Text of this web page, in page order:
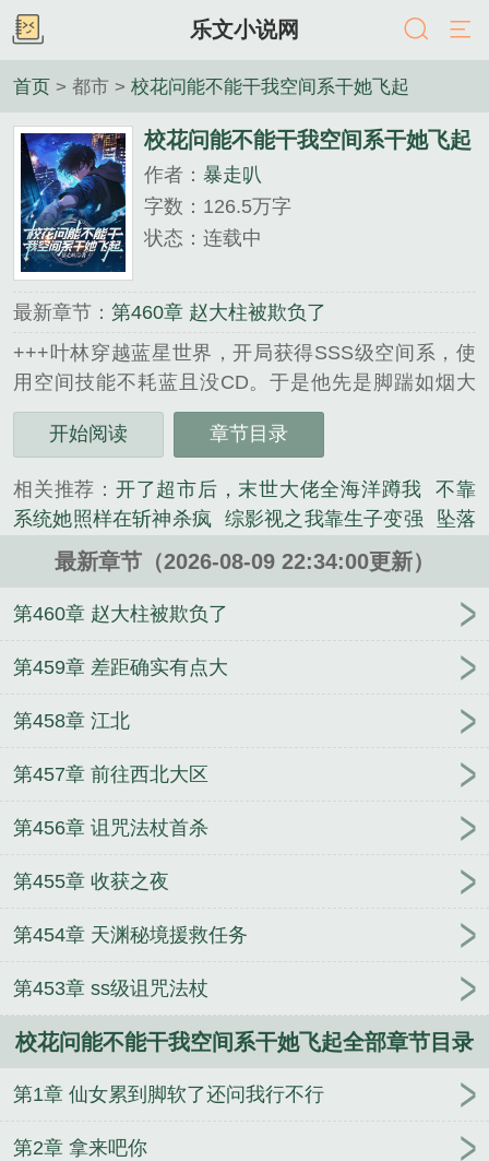
乐文小说网
首页 > 都市 > 校花问能不能干我空间系干她飞起
校花问能不能干我空间系干她飞起
作者： 暴走叭
字数：126.5万字
状态：连载中
最新章节： 第460章 赵大柱被欺负了
+++叶林穿越蓝星世界，开局获得SSS级空间系，使
用空间技能不耗蓝且没CD。于是他先是脚踹如烟大
帝，拳打蓝星天骄，杀得同期，上一期，上上期天骄
尽低眉！武考：别人外围杀怪逐步递进，他瞬移直取
能带美食，三天十二顿！全球异能者大赛：解说：不
好！泡菜国，樱花国，毛国要对叶林进......
《校花问能不能干我空间系干她飞起》是暴走叭精心
开始阅读 章节目录
相关推荐： 开了超市后，末世大佬全海洋蹲我
不靠
系统她照样在斩神杀疯
综影视之我靠生子变强
坠落
兽世：回收帝国元帅开启修仙
穿书成反派？系统让
我卷成人生赢
被误认仙人，老朱求我改国运 开局送
失忆仙尊带小萝莉四处闯荡
归乡崛起：我在青山村
我的心之所向 开马甲扮演美强惨
神与少
阳小公主的奇妙之旅
重生80，从入赘开始狩猎致
灰他总抢男主软饭吃
最新章节（2026-08-09 22:34:00更新）
第460章 赵大柱被欺负了
第459章 差距确实有点大
第458章 江北
第457章 前往西北大区
第456章 诅咒法杖首杀
第455章 收获之夜
第454章 天渊秘境援救任务
第453章 ss级诅咒法杖
校花问能不能干我空间系干她飞起全部章节目录
第1章 仙女累到脚软了还问我行不行
第2章 拿来吧你